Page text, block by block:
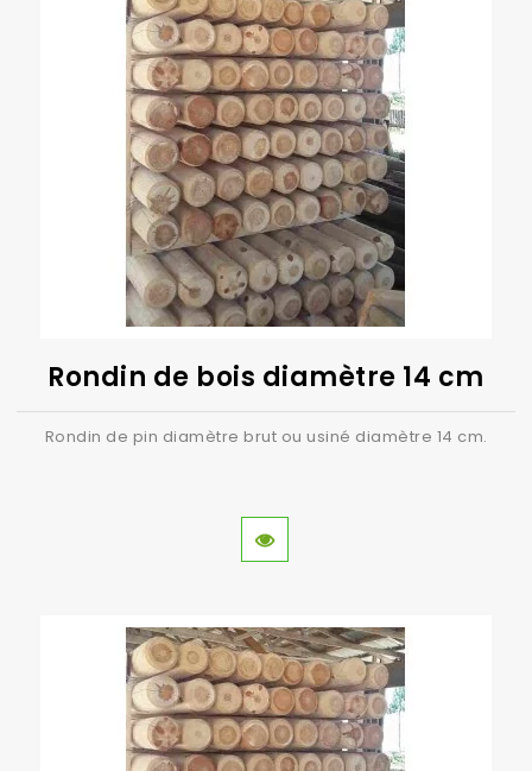
Rondin de bois diamètre 14 cm
Rondin de pin diamètre brut ou usiné diamètre 14 cm.